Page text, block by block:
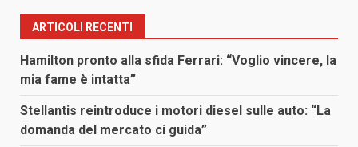
ARTICOLI RECENTI
Hamilton pronto alla sfida Ferrari: “Voglio vincere, la
mia fame è intatta”
Stellantis reintroduce i motori diesel sulle auto: “La
domanda del mercato ci guida”